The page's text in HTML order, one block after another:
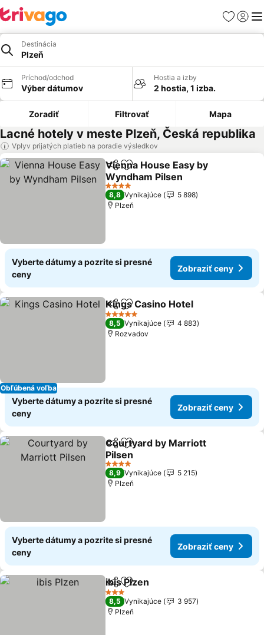
Obľúbené
Destinácia
Plzeň
Príchod/odchod
Výber dátumov
Hostia a izby
2 hostia, 1 izba.
Zoradiť Filtrovať Mapa
Lacné hotely v meste Plzeň, Česká republika
Vplyv prijatých platieb na poradie výsledkov
ZdieľaťPridať do obľúbených
Vienna House Easy by
Wyndham Pilsen
Zobraziť ceny
4 Počet hviezdičiek
8,8 Vynikajúce
5 898
Plzeň
Vyberte dátumy a pozrite si presné
ceny
Zobraziť ceny
Obľúbená voľba
ZdieľaťPridať do obľúbených
Kings Casino Hotel
5 Počet hviezdičiek
8,5 Vynikajúce
4 883
Rozvadov
Vyberte dátumy a pozrite si presné
ceny
Zobraziť ceny
ZdieľaťPridať do obľúbených
Courtyard by Marriott
Pilsen
Zobraziť ceny
4 Počet hviezdičiek
8,9 Vynikajúce
5 215
Plzeň
Vyberte dátumy a pozrite si presné
ceny
Zobraziť ceny
ZdieľaťPridať do obľúbených
ibis Plzen
3 Počet hviezdičiek
8,5 Vynikajúce
3 957
Plzeň